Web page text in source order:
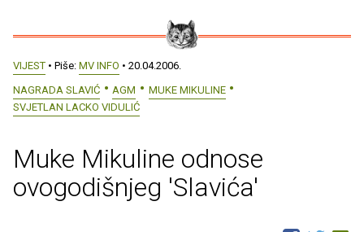
VIJEST • Piše: MV INFO • 20.04.2006.
NAGRADA SLAVIĆ
AGM
MUKE MIKULINE
SVJETLAN LACKO VIDULIĆ
Muke Mikuline odnose
ovogodišnjeg 'Slavića'